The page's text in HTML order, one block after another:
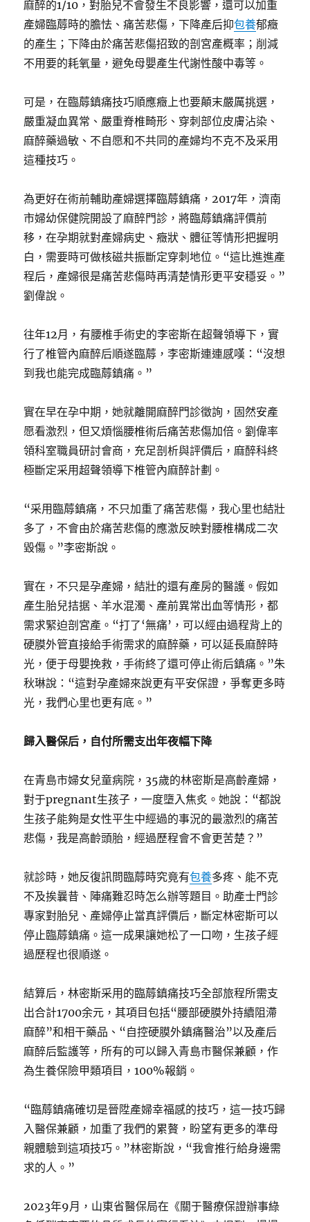
麻醉的1/10，對胎兒不會發生不良影響，還可以加重
產婦臨蓐時的膽怯、痛苦悲傷，下降產后抑包養郁癥
的產生；下降由於痛苦悲傷招致的剖宮產概率；削減
不用要的耗氧量，避免母嬰產生代謝性酸中毒等。
可是，在臨蓐鎮痛技巧順應癥上也要顛末嚴厲挑選，
嚴重凝血異常、嚴重脊椎畸形、穿刺部位皮膚沾染、
麻醉藥過敏、不自愿和不共同的產婦均不克不及采用
這種技巧。
為更好在術前輔助產婦選擇臨蓐鎮痛，2017年，濟南
市婦幼保健院開設了麻醉門診，將臨蓐鎮痛評價前
移，在孕期就對產婦病史、癥狀、體征等情形把握明
白，需要時可做核磁共振斷定穿刺地位。“這比進進產
程后，產婦很是痛苦悲傷時再清楚情形更平安穩妥。”
劉偉說。
往年12月，有腰椎手術史的李密斯在超聲領導下，實
行了椎管內麻醉后順遂臨蓐，李密斯連連感嘆：“沒想
到我也能完成臨蓐鎮痛。”
實在早在孕中期，她就離開麻醉門診徵詢，固然安產
愿看激烈，但又煩惱腰椎術后痛苦悲傷加倍。劉偉率
領科室職員研討會商，充足剖析與評價后，麻醉科終
極斷定采用超聲領導下椎管內麻醉計劃。
“采用臨蓐鎮痛，不只加重了痛苦悲傷，我心里也結壯
多了，不會由於痛苦悲傷的應激反映對腰椎構成二次
毀傷。”李密斯說。
實在，不只是孕產婦，結壯的還有產房的醫護。假如
產生胎兒拮据、羊水混濁、產前異常出血等情形，都
需求緊迫剖宮產。“打了‘無痛’，可以經由過程背上的
硬膜外管直接給手術需求的麻醉藥，可以延長麻醉時
光，便于母嬰挽救，手術終了還可停止術后鎮痛。”朱
秋琳說：“這對孕產婦來說更有平安保證，爭奪更多時
光，我們心里也更有底。”
歸入醫保后，自付所需支出年夜幅下降
在青島市婦女兒童病院，35歲的林密斯是高齡產婦，
對于pregnant生孩子，一度墮入焦炙。她說：“都說
生孩子能夠是女性平生中經過的事況的最激烈的痛苦
悲傷，我是高齡頭胎，經過歷程會不會更苦楚？”
就診時，她反復訊問臨蓐時究竟有包養多疼、能不克
不及挨曩昔、陣痛難忍時怎么辦等題目。助產士門診
專家對胎兒、產婦停止當真評價后，斷定林密斯可以
停止臨蓐鎮痛。這一成果讓她松了一口吻，生孩子經
過歷程也很順遂。
結算后，林密斯采用的臨蓐鎮痛技巧全部旅程所需支
出合計1700余元，其項目包括“腰部硬膜外持續阻滯
麻醉”和相干藥品、“自控硬膜外鎮痛醫治”以及產后
麻醉后監護等，所有的可以歸入青島市醫保兼顧，作
為生養保險甲類項目，100%報銷。
“臨蓐鎮痛確切是晉陞產婦幸福感的技巧，這一技巧歸
入醫保兼顧，加重了我們的累贅，盼望有更多的準母
親體驗到這項技巧。”林密斯說，“我會推行給身邊需
求的人。”
2023年9月，山東省醫保局在《關于醫療保證辦事綠